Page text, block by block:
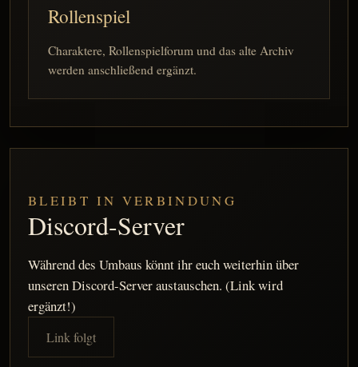
Rollenspiel
Charaktere, Rollenspielforum und das alte Archiv
werden anschließend ergänzt.
BLEIBT IN VERBINDUNG
Discord-Server
Während des Umbaus könnt ihr euch weiterhin über
unseren Discord-Server austauschen. (Link wird
ergänzt!)
Link folgt